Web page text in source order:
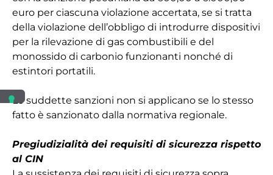
euro per ciascuna violazione accertata, se si tratta
della violazione dell’obbligo di introdurre dispositivi
per la rilevazione di gas combustibili e del
monossido di carbonio funzionanti nonché di
estintori portatili.
Le suddette sanzioni non si applicano se lo stesso
fatto è sanzionato dalla normativa regionale.
Pregiudizialità dei requisiti di sicurezza rispetto
al CIN